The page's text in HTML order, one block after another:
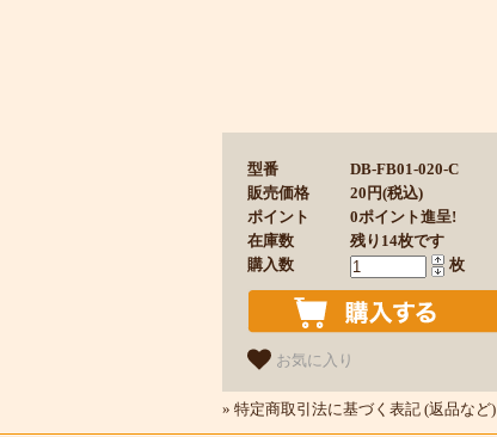
型番
DB-FB01-020-C
販売価格
20円(税込)
ポイント
0ポイント進呈!
在庫数
残り14枚です
購入数
枚
お気に入り
» 特定商取引法に基づく表記 (返品など)